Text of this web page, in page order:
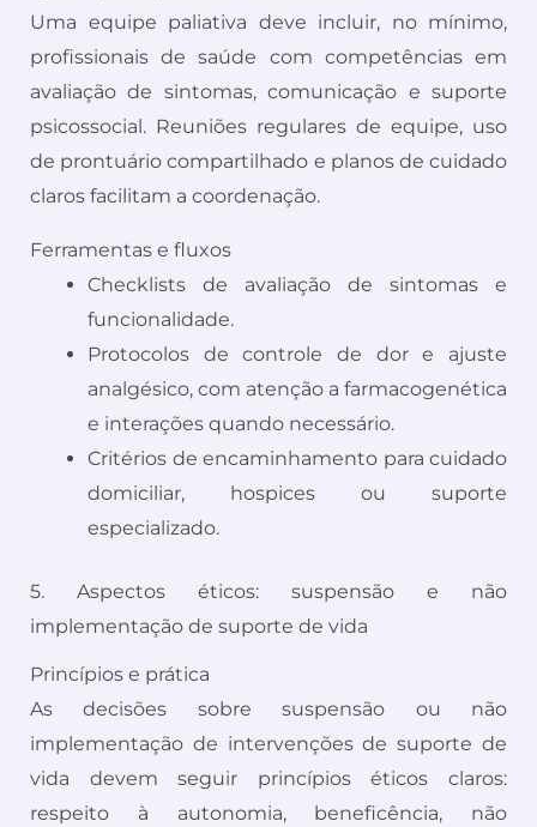
Uma equipe paliativa deve incluir, no mínimo,
profissionais de saúde com competências em
avaliação de sintomas, comunicação e suporte
psicossocial. Reuniões regulares de equipe, uso
de prontuário compartilhado e planos de cuidado
claros facilitam a coordenação.
Ferramentas e fluxos
Checklists de avaliação de sintomas e
funcionalidade.
Protocolos de controle de dor e ajuste
analgésico, com atenção a farmacogenética
e interações quando necessário.
Critérios de encaminhamento para cuidado
domiciliar, hospices ou suporte
especializado.
5. Aspectos éticos: suspensão e não
implementação de suporte de vida
Princípios e prática
As decisões sobre suspensão ou não
implementação de intervenções de suporte de
vida devem seguir princípios éticos claros:
respeito à autonomia, beneficência, não